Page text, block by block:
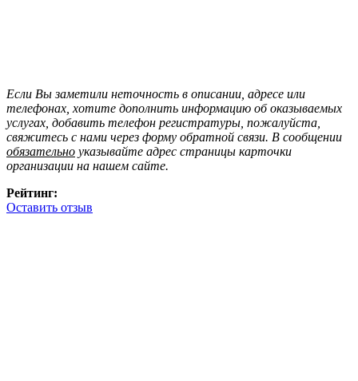
Если Вы заметили неточность в описании, адресе или
телефонах, хотите дополнить информацию об оказываемых
услугах, добавить телефон регистратуры, пожалуйста,
свяжитесь с нами через форму обратной связи. В сообщении
обязательно указывайте адрес страницы карточки
организации на нашем сайте.
Рейтинг:
Оставить отзыв